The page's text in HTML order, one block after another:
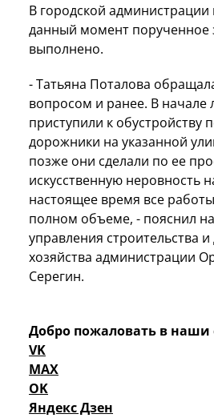
В городской администрации
данный момент порученное
выполнено.
- Татьяна Поталова
вопросом и ранее. В начале
приступили к обустройству
дорожники на указанной
позже они сделали по ее
искусственную неровность
настоящее время все
полном объеме, - пояснил
управления строительства
хозяйства администрации
Серегин.
Добро пожаловать в наши
VK
MAX
OK
Яндекс Дзен